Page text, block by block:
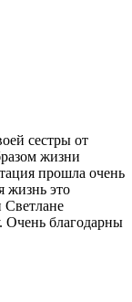
сестры от
жизни
прошла очень
жизнь это
Светлане
Очень благодарны